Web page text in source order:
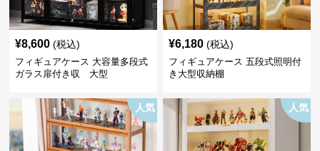
¥8,600 (税込)
フィギュアケース 大容量多段式
ガラス扉付き収 大型
¥6,180 (税込)
フィギュアケース 五段式照明付
き大型収納棚
人気 人気